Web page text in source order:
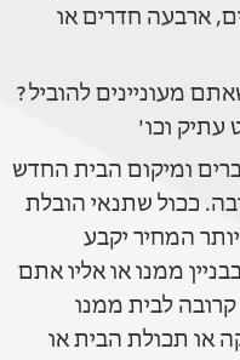
ארבעה חדרים או
מעוניינים להוביל?
עתיק וכו'
ומיקום הבית החדש
ככול שתנאי הובלת
המחיר יקבע
ממנו או אליו אתם
לבית ממנו
או תכולת הבית או